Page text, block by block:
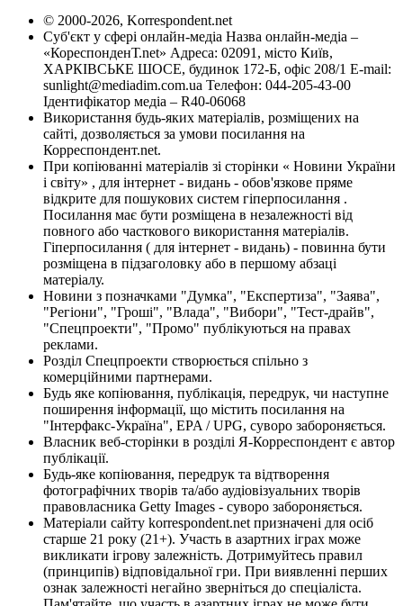
© 2000-2026, Korrespondent.net
Суб'єкт у сфері онлайн-медіа Назва онлайн-медіа –
«КореспонденТ.net» Адреса: 02091, місто Київ,
ХАРКІВСЬКЕ ШОСЕ, будинок 172-Б, офіс 208/1 E-mail:
sunlight@mediadim.com.ua Телефон: 044-205-43-00
Ідентифікатор медіа – R40-06068
Використання будь-яких матеріалів, розміщених на
сайті, дозволяється за умови посилання на
Корреспондент.net.
При копіюванні матеріалів зі сторінки « Новини України
і світу» , для інтернет - видань - обов'язкове пряме
відкрите для пошукових систем гіперпосилання .
Посилання має бути розміщена в незалежності від
повного або часткового використання матеріалів.
Гіперпосилання ( для інтернет - видань) - повинна бути
розміщена в підзаголовку або в першому абзаці
матеріалу.
Новини з позначками "Думка", "Експертиза", "Заява",
"Регіони", "Гроші", "Влада", "Вибори", "Тест-драйв",
"Спецпроекти", "Промо" публікуються на правах
реклами.
Розділ Спецпроекти створюється спільно з
комерційними партнерами.
Будь яке копіювання, публікація, передрук, чи наступне
поширення інформації, що містить посилання на
"Інтерфакс-Україна", EPA / UPG, суворо забороняється.
Власник веб-сторінки в розділі Я-Корреспондент є автор
публікації.
Будь-яке копіювання, передрук та відтворення
фотографічних творів та/або аудіовізуальних творів
правовласника Getty Images - суворо забороняється.
Матеріали сайту korrespondent.net призначені для осіб
старше 21 року (21+). Участь в азартних іграх може
викликати ігрову залежність. Дотримуйтесь правил
(принципів) відповідальної гри. При виявленні перших
ознак залежності негайно зверніться до спеціаліста.